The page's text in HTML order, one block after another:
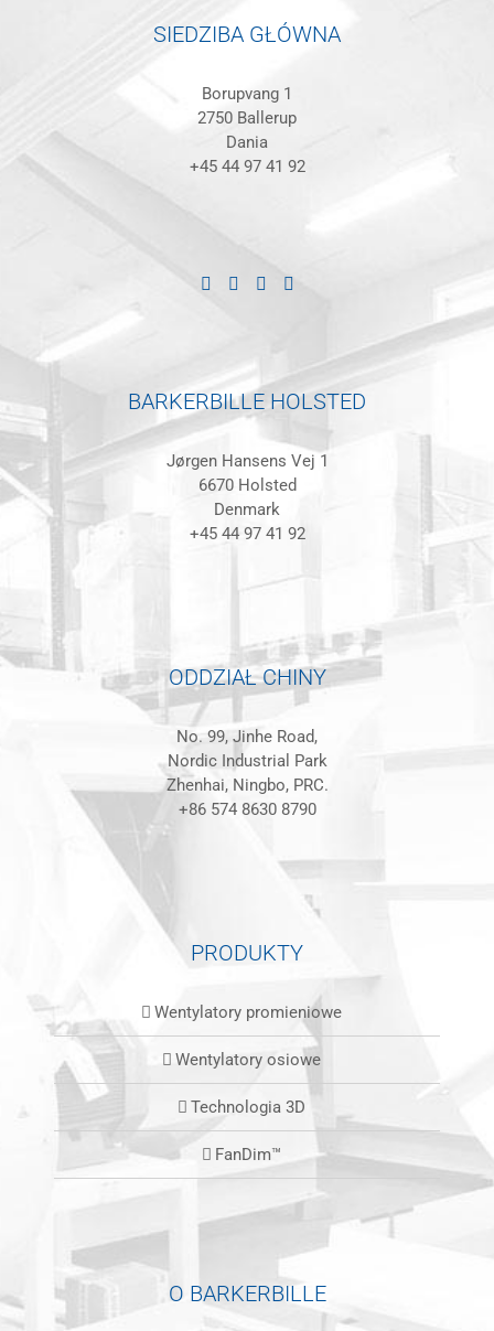
SIEDZIBA GŁÓWNA
Borupvang 1
2750 Ballerup
Dania
+45 44 97 41 92
BARKERBILLE HOLSTED
Jørgen Hansens Vej 1
6670 Holsted
Denmark
+45 44 97 41 92
ODDZIAŁ CHINY
No. 99, Jinhe Road,
Nordic Industrial Park
Zhenhai, Ningbo, PRC.
+86 574 8630 8790
PRODUKTY
Wentylatory promieniowe
Wentylatory osiowe
Technologia 3D
FanDim™
O BARKERBILLE